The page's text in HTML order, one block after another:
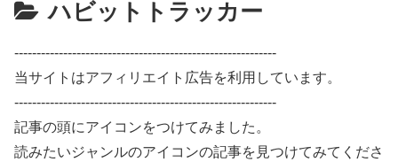
ハビットトラッカー
-----------------------------------------------------------
当サイトはアフィリエイト広告を利用しています。
-----------------------------------------------------------
記事の頭にアイコンをつけてみました。
読みたいジャンルのアイコンの記事を見つけてみてくださ